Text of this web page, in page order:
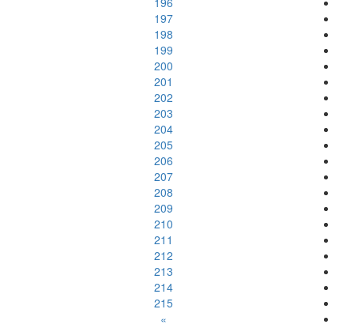
197
198
199
200
201
202
203
204
205
206
207
208
209
210
211
212
213
214
215
»